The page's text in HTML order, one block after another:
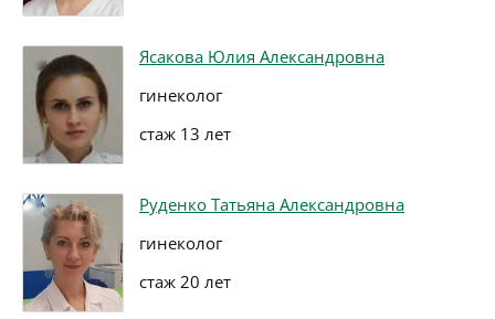
Ясакова Юлия Александровна
гинеколог
стаж 13 лет
Руденко Татьяна Александровна
гинеколог
стаж 20 лет